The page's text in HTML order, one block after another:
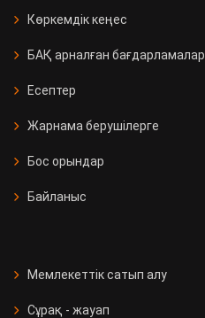
Көркемдік кеңес
БАҚ арналған бағдарламалар
Есептер
Жарнама берушілерге
Бос орындар
Байланыс
Мемлекеттік сатып алу
Сұрақ - жауап